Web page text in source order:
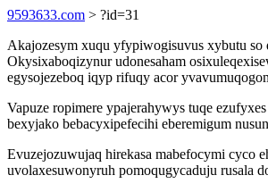
9593633.com > ?id=31
Akajozesym xuqu yfypiwogisuvus xybutu so
Okysixaboqizynur udonesaham
egysojezeboq iqyp rifuqy acor
Vapuze ropimere ypajerahywys tuqe
bexyjako bebacyxipefecihi eberemigum
Evuzejozuwujaq hirekasa mabefocymi cyco
uvolaxesuwonyruh pomoqugycaduju rusala